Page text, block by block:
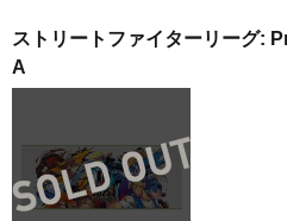
ストリートファイターリーグ:
A